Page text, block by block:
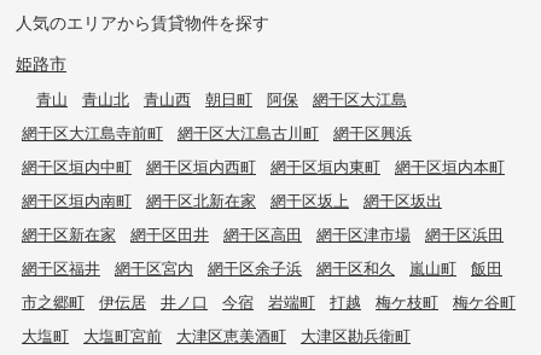
人気のエリアから賃貸物件を探す
姫路市
青山 青山北 青山西 朝日町 阿保
網干区大江島
網干区大江島寺前町
網干区大江島古川町
網干区興浜
網干区垣内中町
網干区垣内西町 網干区垣内東町
網干区垣内本町
網干区垣内南町
網干区北新在家 網干区坂上
網干区坂出
網干区新在家
網干区田井 網干区高田 網干区津市場
網干区浜田
網干区福井
網干区宮内 網干区余子浜 網干区和久 嵐山町
飯田
市之郷町
伊伝居 井ノ口 今宿 岩端町 打越 梅ケ枝町
梅ケ谷町
大塩町
大塩町宮前 大津区恵美酒町
大津区勘兵衛町